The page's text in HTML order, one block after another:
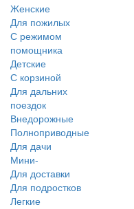
Женские
Для пожилых
С режимом
помощника
Детские
С корзиной
Для дальних
поездок
Внедорожные
Полноприводные
Для дачи
Мини-
Для доставки
Для подростков
Легкие